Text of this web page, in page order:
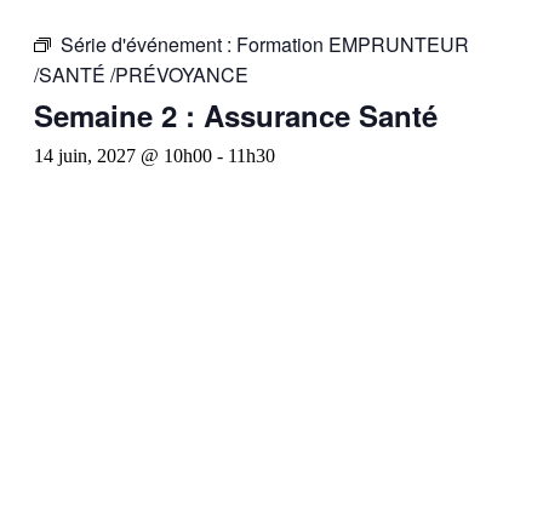
Série d'événement : Formation EMPRUNTEUR
/SANTÉ /PRÉVOYANCE
Semaine 2 : Assurance Santé
14 juin, 2027 @ 10h00 - 11h30